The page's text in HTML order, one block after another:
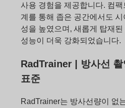
사용 경험을 제공합니다. 컴
계를 통해 좁은 공간에서도 시
성을 높였으며, 새롭게 탑재
성능이 더욱 강화되었습니다.
RadTrainer | 방사선
표준
RadTrainer는 방사선량이 없